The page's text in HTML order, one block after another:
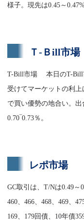
様子。現先は0.45～
Ｔ-Ｂill市場
T-Bill市場 本日のT-Bill
受けてマーケットの利
で買い優勢の地合い。
0.70‾0.73％。
レポ市場
GC取引は、T/Nは0.49～
460、466、468、469、
169、179回債、10年債